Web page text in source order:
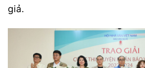
giả.